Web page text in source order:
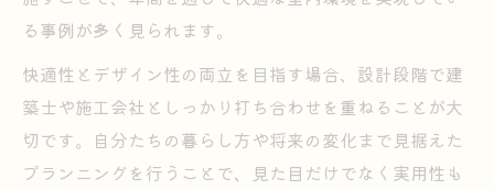
る事例が多く見られます。
快適性とデザイン性の両立を目指す場合、設計段階で建
築士や施工会社としっかり打ち合わせを重ねることが大
切です。自分たちの暮らし方や将来の変化まで見据えた
プランニングを行うことで、見た目だけでなく実用性も